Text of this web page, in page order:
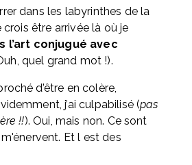
dans les labyrinthes de la
être arrivée là où je
l’art conjugué avec
quel grand mot !).
d’être en colère,
j’ai culpabilisé (pas
!!). Oui, mais non. Ce sont
Et l est des